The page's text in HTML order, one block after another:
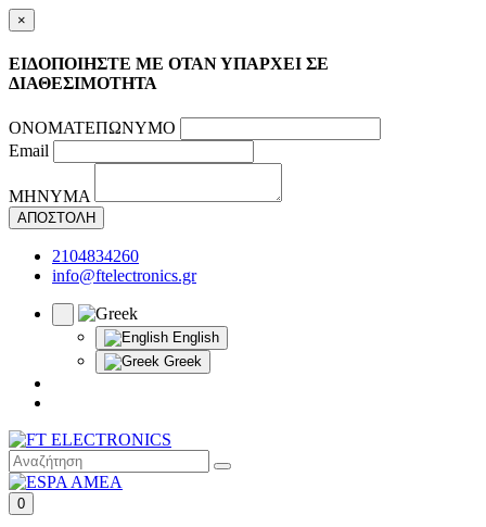
×
ΕΙΔΟΠΟΙΗΣΤΕ ΜΕ ΟΤΑΝ ΥΠΑΡΧΕΙ ΣΕ
ΔΙΑΘΕΣΙΜΟΤΗΤΑ
ΟΝΟΜΑΤΕΠΩΝΥΜΟ
Email
ΜΗΝΥΜΑ
ΑΠΟΣΤΟΛΗ
2104834260
info@ftelectronics.gr
English
Greek
0